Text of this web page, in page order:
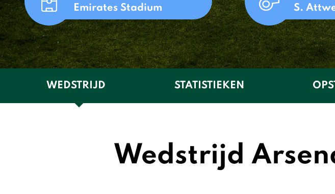
Emirates Stadium S.
WEDSTRIJD STATISTIEKEN
Wedstrijd